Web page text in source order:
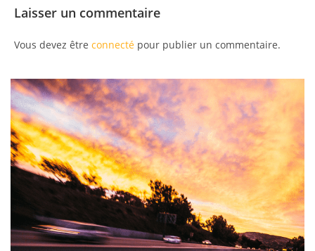
Laisser un commentaire
Vous devez être connecté pour publier un commentaire.